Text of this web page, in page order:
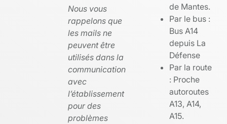
Nous vous
rappelons que
les mails ne
peuvent être
utilisés dans la
communication
avec
l’établissement
pour des
problèmes
de Mantes.
Par le bus :
Bus A14
depuis La
Défense
Par la route
: Proche
autoroutes
A13, A14,
A15.